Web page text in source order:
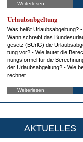
Weiterlesen
Ur­laubs­ab­gel­tung
Was heißt Ur­laubs­ab­gel­tung? -
Wann schreibt das
ge­setz (BUrlG) die
tung vor? - Wie lau­tet die
nungs­for­mel für die
der Ur­laubs­ab­gel­tung? - Wie
rech­net ...
Weiterlesen
AKTUELLES